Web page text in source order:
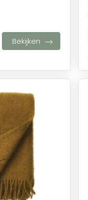
Bekijken
verlanglijst
toevoegen